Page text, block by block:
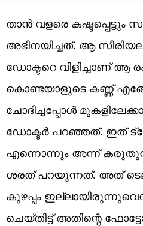
താൻ വളരെ
അഭിനയിച്ചത്. ആ
ഡോക്ടറെ വിളിച്ചാണ് ആ
കൊണ്ടയാളുടെ കണ്ണ്
ചോദിച്ചപ്പോൾ
ഡോക്ടർ പറഞ്ഞത്. ഇത്
എന്നൊന്നും അന്ന്
ശരത് പറയുന്നത്. അത്
കുഴപ്പം
ചെയ്തിട്ട് അതിന്റെ